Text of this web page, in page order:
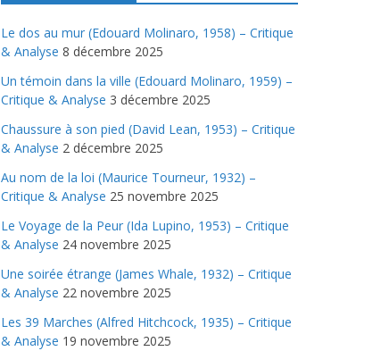
Le dos au mur (Edouard Molinaro, 1958) – Critique
& Analyse 8 décembre 2025
Un témoin dans la ville (Edouard Molinaro, 1959) –
Critique & Analyse 3 décembre 2025
Chaussure à son pied (David Lean, 1953) – Critique
& Analyse 2 décembre 2025
Au nom de la loi (Maurice Tourneur, 1932) –
Critique & Analyse 25 novembre 2025
Le Voyage de la Peur (Ida Lupino, 1953) – Critique
& Analyse 24 novembre 2025
Une soirée étrange (James Whale, 1932) – Critique
& Analyse 22 novembre 2025
Les 39 Marches (Alfred Hitchcock, 1935) – Critique
& Analyse 19 novembre 2025